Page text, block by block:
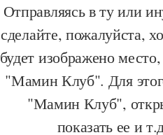
Отправляясь в ту или
сделайте, пожалуйста,
будет изображено
"Мамин Клуб". Для
"Мамин Клуб",
показать ее и